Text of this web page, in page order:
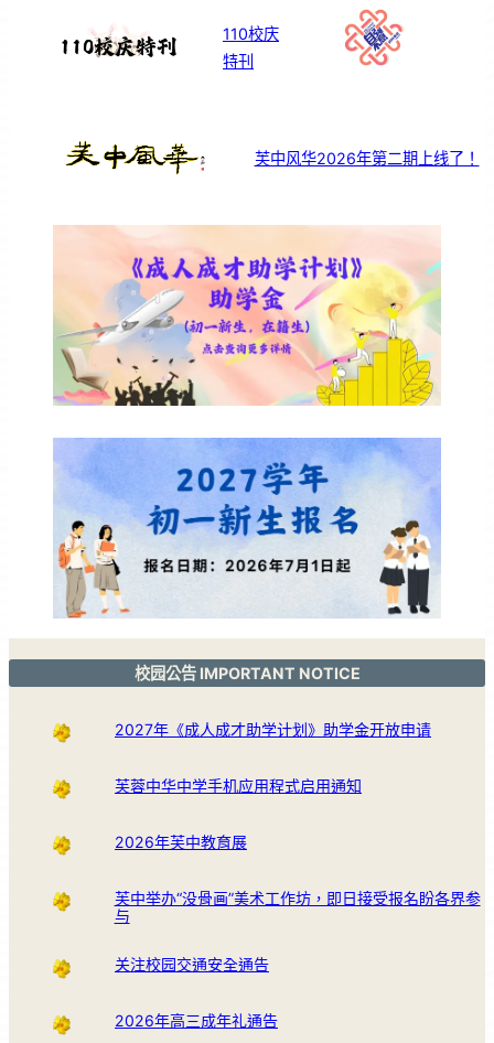
110校庆
特刊
芙中风华2026年第二期上线了！
校园公告 IMPORTANT NOTICE
2027年《成人成才助学计划》助学金开放申请
芙蓉中华中学手机应用程式启用通知
2026年芙中教育展
芙中举办“没骨画”美术工作坊，即日接受报名盼各界参
与
关注校园交通安全通告
2026年高三成年礼通告